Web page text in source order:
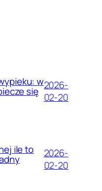
w
się 2026-
02-20
ile to
2026-
02-20